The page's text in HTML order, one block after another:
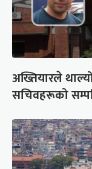
अख्तियारले
सचिवहरूको